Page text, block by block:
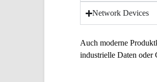
Network Devices
Auch moderne
industrielle Daten oder